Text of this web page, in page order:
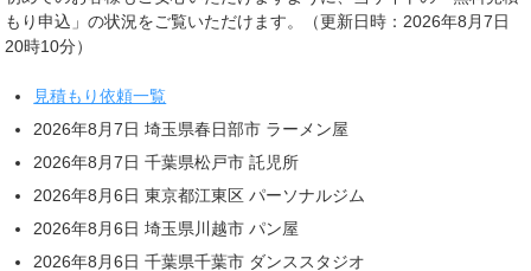
もり申込」の状況をご覧いただけます。（更新日時：2026年8月7日
20時10分）
見積もり依頼一覧
2026年8月7日 埼玉県春日部市 ラーメン屋
2026年8月7日 千葉県松戸市 託児所
2026年8月6日 東京都江東区 パーソナルジム
2026年8月6日 埼玉県川越市 パン屋
2026年8月6日 千葉県千葉市 ダンススタジオ